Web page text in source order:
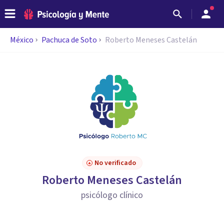
México Pachuca de Soto Roberto Meneses Castelán
No verificado
Roberto Meneses Castelán
psicólogo clínico